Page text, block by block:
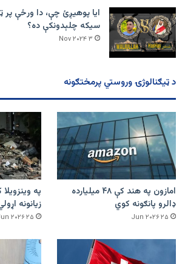
ایا پوهیږئ چې، دا ورځې پر
سیکه چلېدونکې ده؟
۳ Nov ۲۰۲۴
د ټیګنالوژۍ وروستي پرمختګونه
امازون په هند کې ۴۸ میلیارده
ډالرو پانګونه کوي
۲۵ Jun ۲۰۲۶
په
زیانونه
۲۵ Jun ۲۰۲۶